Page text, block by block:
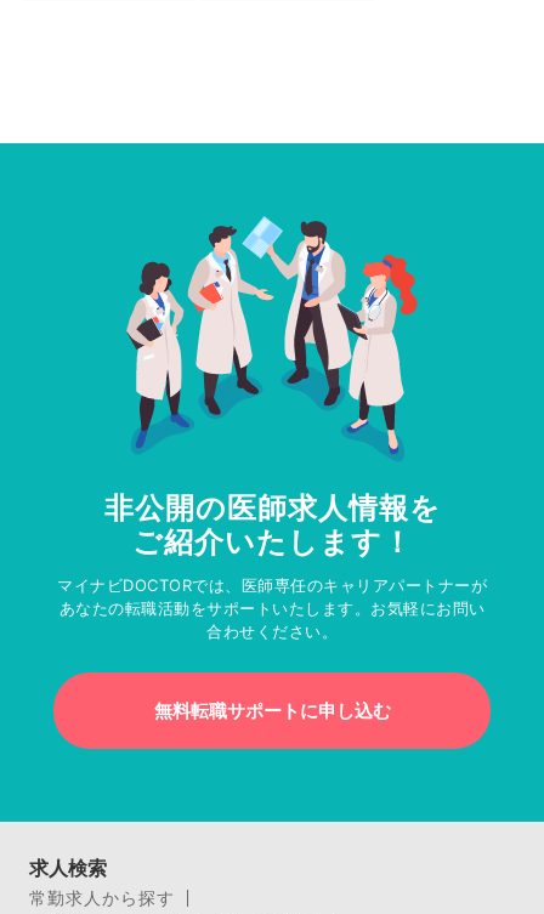
非公開の医師求人情報を
ご紹介いたします！
マイナビDOCTORでは、医師専任のキャリアパートナーが
あなたの転職活動をサポートいたします。お気軽にお問い
合わせください。
無料転職サポートに申し込む
求人検索
常勤求人から探す